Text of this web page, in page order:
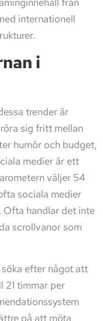
internationell
i
trender är
sig fritt mellan
humör och budget,
medier är ett
väljer 54
sociala medier
handlar det inte
scrollvanor som
efter något att
21 timmar per
på att möta